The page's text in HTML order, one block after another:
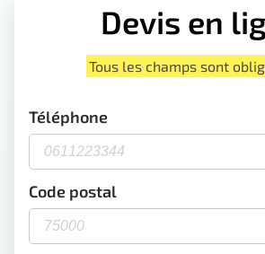
Devis en
Tous les champs sont
Téléphone
Code postal